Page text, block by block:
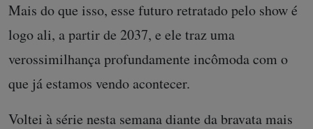
Mais do que isso, esse futuro retratado pelo show é
logo ali, a partir de 2037, e ele traz uma
verossimilhança profundamente incômoda com o
que já estamos vendo acontecer.
Voltei à série nesta semana diante da bravata mais